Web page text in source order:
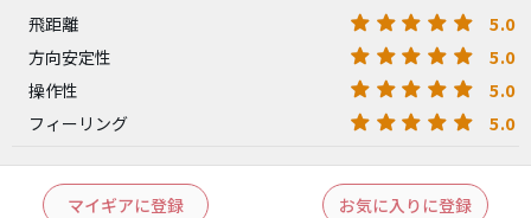
飛距離
5.0
方向安定性 5.0
操作性 5.0
フィーリング 5.0
マイギアに登録 お気に入りに登録